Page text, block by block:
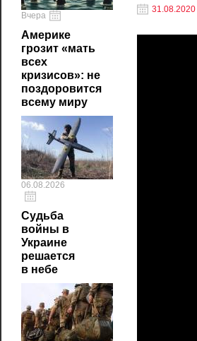
Вчера
Америке
грозит «мать
всех
кризисов»: не
поздоровится
всему миру
06.08.2026
Судьба
войны в
Украине
решается
в небе
31.08.2020